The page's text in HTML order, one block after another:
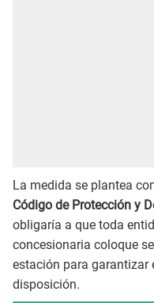
La medida se plantea
Código de Protección y
obligaría a que toda
concesionaria coloque
estación para garantizar
disposición.